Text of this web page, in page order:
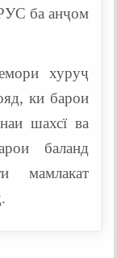
ба анҷом
хуруҷ
ки барои
шахсї ва
баланд
мамлакат